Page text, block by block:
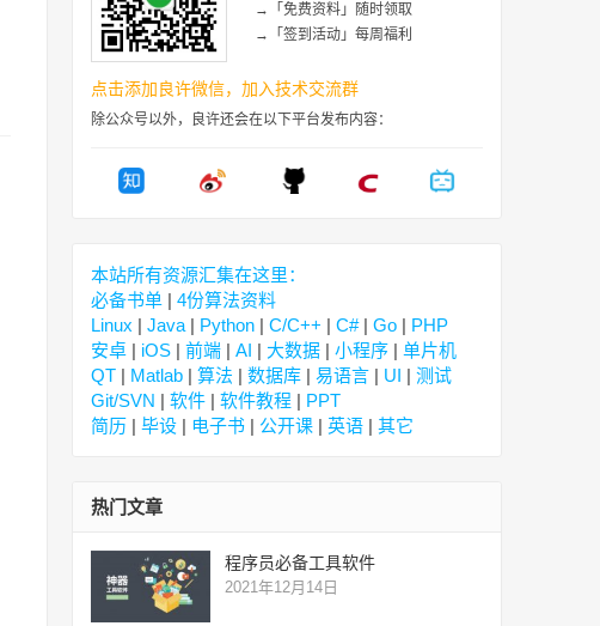
→「免费资料」随时领取
→「签到活动」每周福利
点击添加良许微信，加入技术交流群
除公众号以外，良许还会在以下平台发布内容：
本站所有资源汇集在这里：
必备书单 | 4份算法资料
Linux | Java | Python | C/C++ | C#| Go | PHP
安卓 | iOS | 前端 | AI | 大数据 | 小程序 | 单片机
QT | Matlab | 算法 | 数据库 | 易语言 | UI | 测试
Git/SVN | 软件 | 软件教程 | PPT
简历 | 毕设 | 电子书 | 公开课 | 英语 | 其它
热门文章
程序员必备工具软件
2021年12月14日